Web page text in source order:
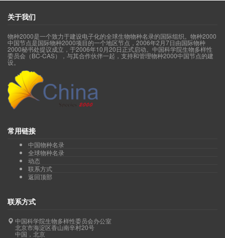
关于我们
物种2000是一个致力于建设电子化的全球生物物种名录的国际组织。物种2000
中国节点是国际物种2000项目的一个地区节点，2006年2月7日由国际物种
2000秘书处提议成立，于2006年10月20日正式启动。中国科学院生物多样性
委员会（BC-CAS），与其合作伙伴一起，支持和管理物种2000中国节点的建
设。
常用链接
中国物种名录
全球物种名录
动态
联系方式
返回顶部
联系方式
中国科学院生物多样性委员会办公室
北京市海淀区香山南辛村20号
中国，北京